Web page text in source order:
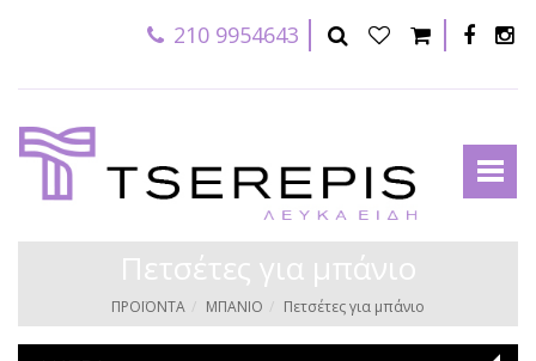
210 9954643
Πετσέτες για μπάνιο
ΠΡΟΪΟΝΤΑ ΜΠΑΝΙΟ Πετσέτες για μπάνιο